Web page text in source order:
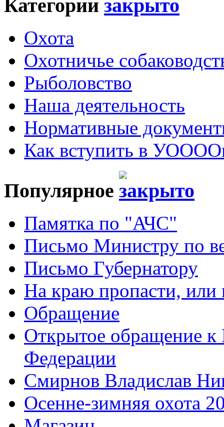
Категории
Охота
Охотничье
Рыболовство
Наша деятельность
Нормативные
Как вступить в
Популярное
Памятка по "АЧС"
Письмо Министру по
Письмо Губернатору
На краю пропасти, или
Обращение
Открытое обращение к
Федерации
Смирнов Владислав
Осенне-зимняя охота